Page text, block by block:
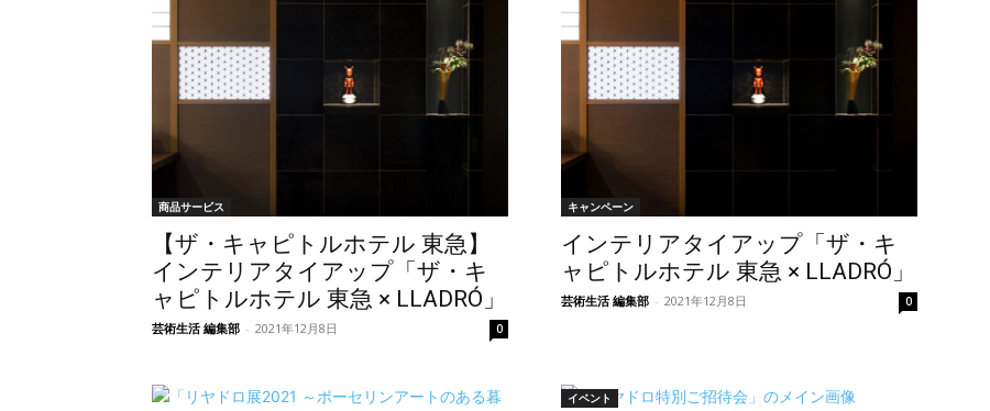
商品サービス
【ザ・キャピトルホテル 東急】
インテリアタイアップ「ザ・キ
ャピトルホテル 東急 × LLADRÓ」
芸術生活 編集部 - 2021年12月8日 0
キャンペーン
インテリアタイアップ「ザ・キ
ャピトルホテル 東急 × LLADRÓ」
芸術生活 編集部 - 2021年12月8日 0
イベント